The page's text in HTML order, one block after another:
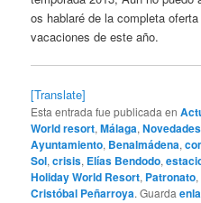
os hablaré de la completa
vacaciones de este año.
[Translate]
Esta entrada fue publicada en
World resort,Málaga,Novedades
Ayuntamiento, Benalmádena,
Sol,crisis, Elías Bendodo,
Holiday World Resort, Patronato,
Cristóbal Peñarroya. Guarda